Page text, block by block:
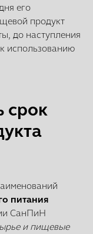
его
продукт
до наступления
использованию
срок
питания
СанПиН
и пищевые